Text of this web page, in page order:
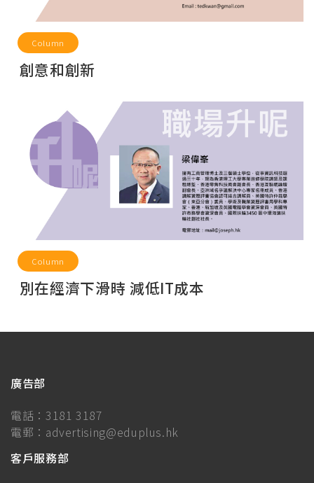
Column
創意和創新
Column
別在經濟下滑時 減低IT成本
廣告部
電話： 3181 3187
電郵： advertising@eduplus.hk
客戶服務部